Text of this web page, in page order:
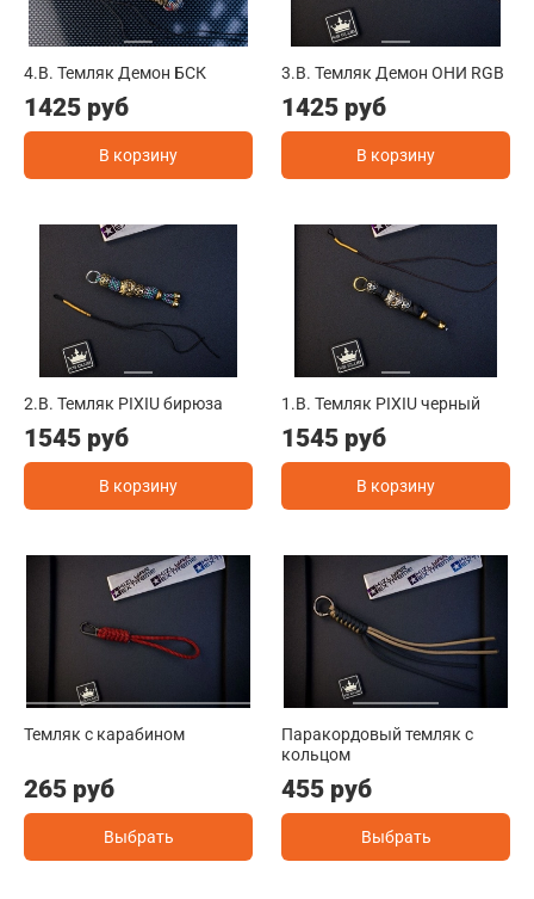
4.B. Темляк Демон БСК
1425 руб
В корзину
3.B. Темляк Демон ОНИ RGB
1425 руб
В корзину
2.B. Темляк PIXIU бирюза
1545 руб
В корзину
1.B. Темляк PIXIU черный
1545 руб
В корзину
Темляк с карабином
265 руб
Выбрать
Паракордовый темляк с
кольцом
455 руб
Выбрать